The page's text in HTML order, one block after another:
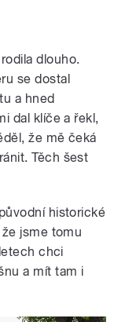
dlouho.
se dostal
a hned
dal klíče a řekl,
že mě čeká
Těch šest
historické
jsme tomu
chci
a mít tam i